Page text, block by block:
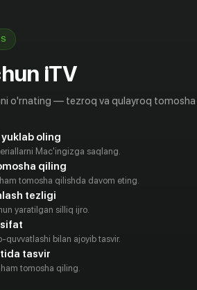
Чанчо
Aktyor
Ханс
iTV
o'rnating — tezroq va qulayroq tomosha
oling
Mac'ingizga saqlang.
qiling
tomosha qilishda davom eting.
tezligi
yaratilgan silliq ijro.
quvvatlashi bilan ajoyib tasvir.
tasvir
tomosha qiling.